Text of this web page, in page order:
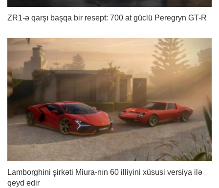
ZR1-ə qarşı başqa bir resept: 700 at güclü Peregryn GT-R
Lamborghini şirkəti Miura-nın 60 illiyini xüsusi versiya ilə
qeyd edir